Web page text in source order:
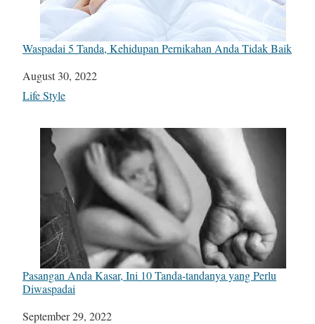
Waspadai 5 Tanda, Kehidupan Pernikahan Anda Tidak Baik
Date
August 30, 2022
In relation to
Life Style
Pasangan Anda Kasar, Ini 10 Tanda-tandanya yang Perlu
Diwaspadai
Date
September 29, 2022